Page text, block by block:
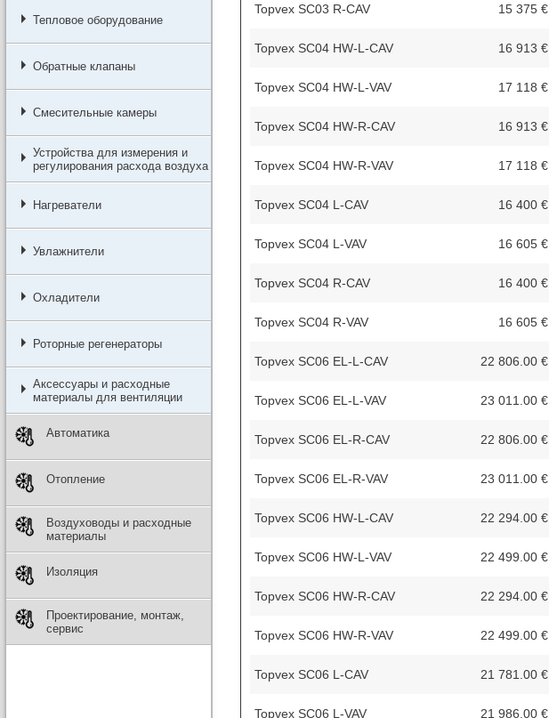
Тепловое оборудование
Обратные клапаны
Смесительные камеры
Устройства для измерения и
регулирования расхода воздуха
Нагреватели
Увлажнители
Охладители
Роторные регенераторы
Аксессуары и расходные
материалы для вентиляции
Автоматика
Отопление
Воздуховоды и расходные
материалы
Изоляция
Проектирование, монтаж,
сервис
Topvex SC03 R-CAV 15 375 €
Topvex SC04 HW-L-CAV 16 913 €
Topvex SC04 HW-L-VAV 17 118 €
Topvex SC04 HW-R-CAV 16 913 €
Topvex SC04 HW-R-VAV 17 118 €
Topvex SC04 L-CAV 16 400 €
Topvex SC04 L-VAV 16 605 €
Topvex SC04 R-CAV 16 400 €
Topvex SC04 R-VAV 16 605 €
Topvex SC06 EL-L-CAV 22 806.00 €
Topvex SC06 EL-L-VAV 23 011.00 €
Topvex SC06 EL-R-CAV 22 806.00 €
Topvex SC06 EL-R-VAV 23 011.00 €
Topvex SC06 HW-L-CAV 22 294.00 €
Topvex SC06 HW-L-VAV 22 499.00 €
Topvex SC06 HW-R-CAV 22 294.00 €
Topvex SC06 HW-R-VAV 22 499.00 €
Topvex SC06 L-CAV 21 781.00 €
Topvex SC06 L-VAV 21 986.00 €